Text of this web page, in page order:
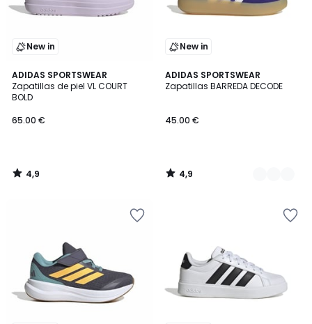
New in
ADIDAS SPORTSWEAR
Zapatillas de piel VL COURT
BOLD
65.00 €
4,9
/ 5
4,9
/
New in
ADIDAS SPORTSWEAR
Zapatillas BARREDA DECODE
45.00 €
4,9
/ 5
2
Colores
4,9
/